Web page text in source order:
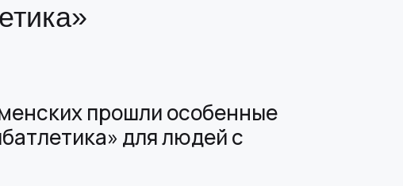
прошли особенные
для людей с